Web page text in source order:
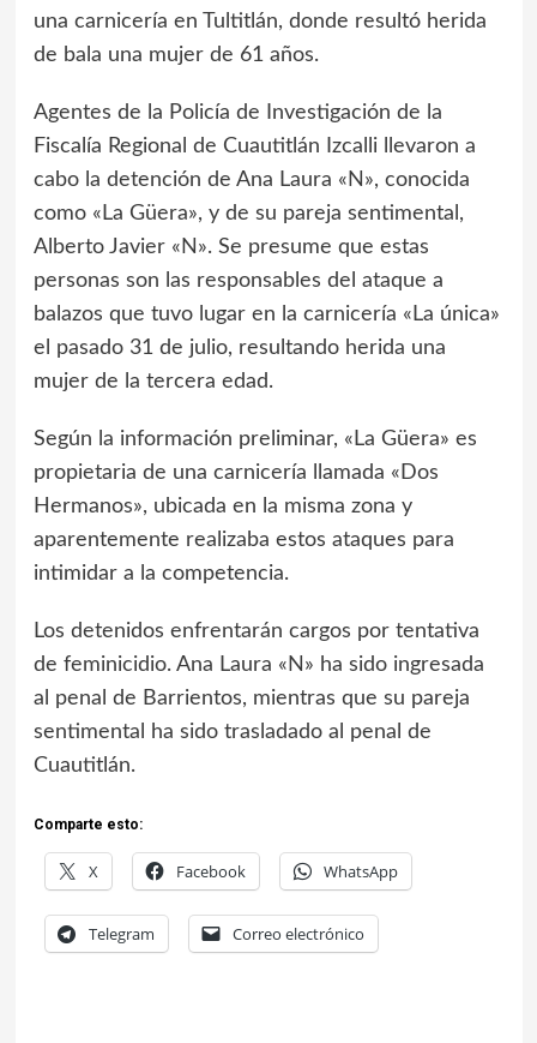
una carnicería en Tultitlán, donde resultó herida
de bala una mujer de 61 años.
Agentes de la Policía de Investigación de la
Fiscalía Regional de Cuautitlán Izcalli llevaron a
cabo la detención de Ana Laura «N», conocida
como «La Güera», y de su pareja sentimental,
Alberto Javier «N». Se presume que estas
personas son las responsables del ataque a
balazos que tuvo lugar en la carnicería «La única»
el pasado 31 de julio, resultando herida una
mujer de la tercera edad.
Según la información preliminar, «La Güera» es
propietaria de una carnicería llamada «Dos
Hermanos», ubicada en la misma zona y
aparentemente realizaba estos ataques para
intimidar a la competencia.
Los detenidos enfrentarán cargos por tentativa
de feminicidio. Ana Laura «N» ha sido ingresada
al penal de Barrientos, mientras que su pareja
sentimental ha sido trasladado al penal de
Cuautitlán.
Comparte esto:
X Facebook WhatsApp
Telegram Correo electrónico